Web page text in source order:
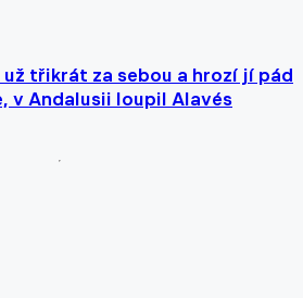
třikrát za sebou a hrozí jí pád
v Andalusii loupil Alavés